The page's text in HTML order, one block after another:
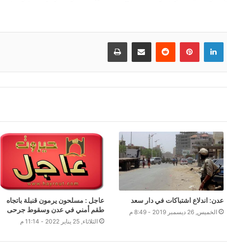
لينكدإنبينتيريست
‏Reddit مشاركة عبر البريد طباعة
عدن: اندلاع اشتباكات في دار سعد
الخميس, 26 ديسمبر 2019 - 8:49 م
عاجل : مسلحون يرمون قنبلة باتجاه
طقم أمني في عدن وسقوط جرحى
الثلاثاء, 25 يناير 2022 - 11:14 م